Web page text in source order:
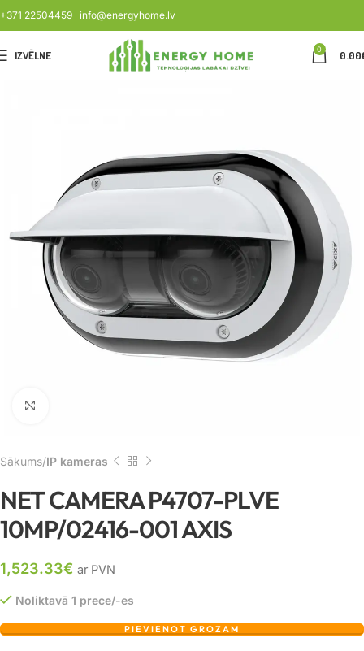
+371 22504459 info@energyhome.lv
IZVĒLNE 0 0.00
Sākums IP kameras
NET CAMERA P4707-PLVE
10MP/02416-001 AXIS
1,523.33€ ar PVN
Noliktavā 1 prece/-es
PIEVIENOT GROZAM